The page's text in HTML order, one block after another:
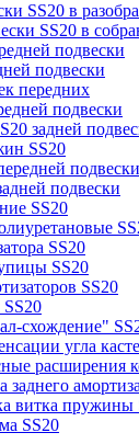
SS20 в
SS20 в
подвески
подвески
передних
подвески
задней
SS20
подвески
подвески
SS20
SS20
SS20
SS20
схождение"
угла
расширения
витка пружины
SS20